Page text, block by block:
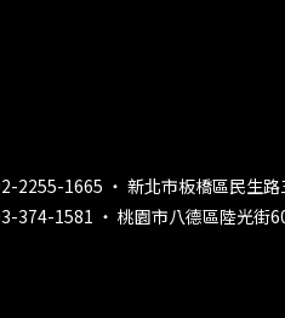
2255-1665 ‧ 新北市板橋區民生路
374-1581 ‧ 桃園市八德區陸光街